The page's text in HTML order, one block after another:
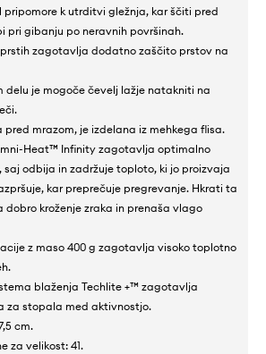
pripomore k utrditvi gležnja, kar ščiti pred
pri gibanju po neravnih površinah.
zagotavlja dodatno zaščito prstov na
delu je mogoče čevelj lažje natakniti na
pred mrazom, je izdelana iz mehkega flisa.
Heat™ Infinity zagotavlja optimalno
odbija in zadržuje toploto, ki jo proizvaja
kar preprečuje pregrevanje. Hkrati ta
kroženje zraka in prenaša vlago
z maso 400 g zagotavlja visoko toplotno
blaženja Techlite +™ zagotavlja
za stopala med aktivnostjo.
cm.
za velikost: 41.